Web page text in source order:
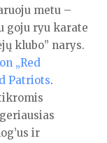
metu –
goju ryu karate
klubo” narys.
„Red
Patriots.
ir